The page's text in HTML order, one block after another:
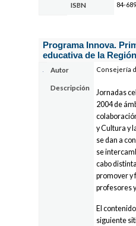
ISBN 84-
Programa Innova.
educativa de la
Autor Consejería
Descripción
Jornadas
2004 de
y Cultura y
se dan a
se
cabo
promover y
profesores
El
siguiente